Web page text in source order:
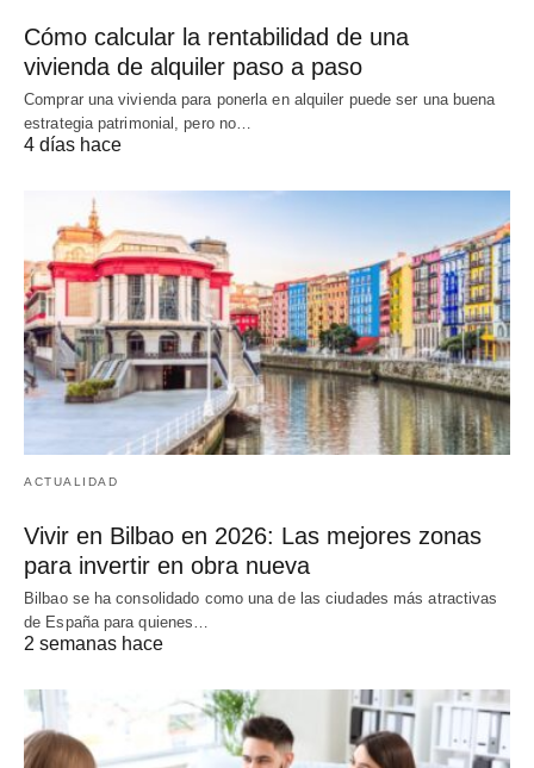
Cómo calcular la rentabilidad de una
vivienda de alquiler paso a paso
Comprar una vivienda para ponerla en alquiler puede ser una buena
estrategia patrimonial, pero no…
4 días hace
ACTUALIDAD
Vivir en Bilbao en 2026: Las mejores zonas
para invertir en obra nueva
Bilbao se ha consolidado como una de las ciudades más atractivas
de España para quienes…
2 semanas hace